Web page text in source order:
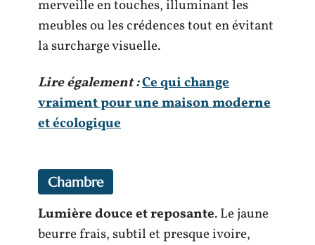
merveille en touches, illuminant les
meubles ou les crédences tout en évitant
la surcharge visuelle.
Lire également :Ce qui change
vraiment pour une maison moderne
et écologique
Chambre
Lumière douce et reposante. Le jaune
beurre frais, subtil et presque ivoire,